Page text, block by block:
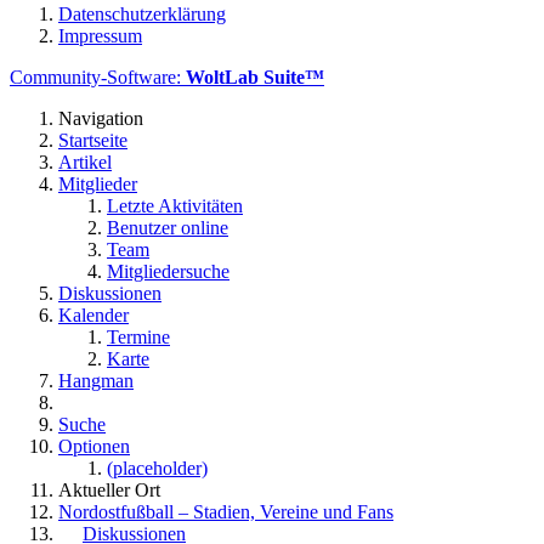
Datenschutzerklärung
Impressum
Community-Software: WoltLab Suite™
Navigation
Startseite
Artikel
Mitglieder
Letzte Aktivitäten
Benutzer online
Team
Mitgliedersuche
Diskussionen
Kalender
Termine
Karte
Hangman
Suche
Optionen
(placeholder)
Aktueller Ort
Nordostfußball – Stadien, Vereine und Fans
Diskussionen